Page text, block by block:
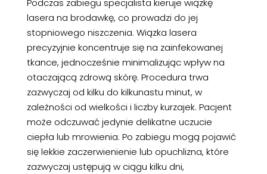
Podczas zabiegu specjalista kieruje wiązkę
lasera na brodawkę, co prowadzi do jej
stopniowego niszczenia. Wiązka lasera
precyzyjnie koncentruje się na zainfekowanej
tkance, jednocześnie minimalizując wpływ na
otaczającą zdrową skórę. Procedura trwa
zazwyczaj od kilku do kilkunastu minut, w
zależności od wielkości i liczby kurzajek. Pacjent
może odczuwać jedynie delikatne uczucie
ciepła lub mrowienia. Po zabiegu mogą pojawić
się lekkie zaczerwienienie lub opuchlizna, które
zazwyczaj ustępują w ciągu kilku dni,